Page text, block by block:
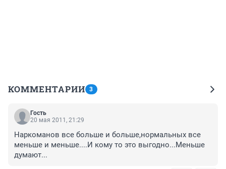
КОММЕНТАРИИ 3
Гость
20 мая 2011, 21:29
Наркоманов все больше и больше,нормальных все
меньше и меньше....И кому то это выгодно...Меньше
думают...